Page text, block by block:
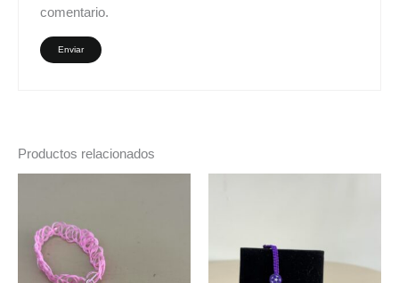
comentario.
Productos relacionados